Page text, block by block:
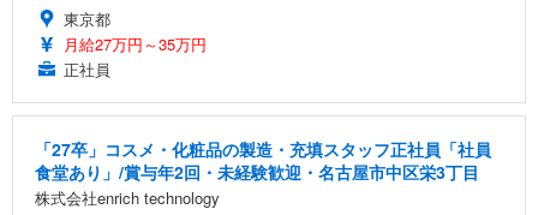
東京都
月給27万円～35万円
正社員
「27卒」コスメ・化粧品の製造・充填スタッフ正社員「社員
食堂あり」/賞与年2回・未経験歓迎・名古屋市中区栄3丁目
株式会社enrich technology